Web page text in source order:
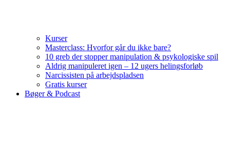
Kurser
Masterclass: Hvorfor går du ikke bare?
10 greb der stopper manipulation & psykologiske spil
Aldrig manipuleret igen – 12 ugers helingsforløb
Narcissisten på arbejdspladsen
Gratis kurser
Bøger & Podcast